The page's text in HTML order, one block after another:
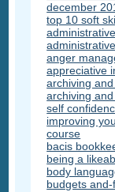
december
top 10 soft
anger
appreciative
archiving
archiving
self
improving
course
bacis
being a
body
budgets